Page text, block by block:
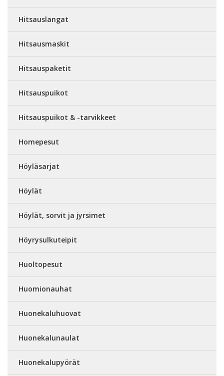
Hitsauslangat
Hitsausmaskit
Hitsauspaketit
Hitsauspuikot
Hitsauspuikot & -tarvikkeet
Homepesut
Höyläsarjat
Höylät
Höylät, sorvit ja jyrsimet
Höyrysulkuteipit
Huoltopesut
Huomionauhat
Huonekaluhuovat
Huonekalunaulat
Huonekalupyörät